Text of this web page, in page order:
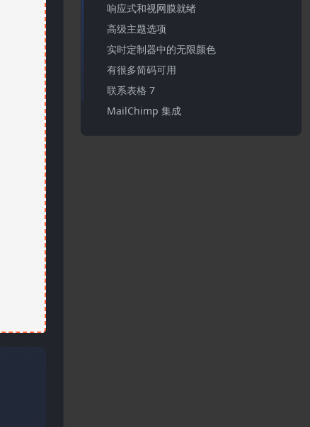
响应式和视网膜就绪
高级主题选项
实时定制器中的无限颜色
有很多简码可用
联系表格 7
MailChimp 集成